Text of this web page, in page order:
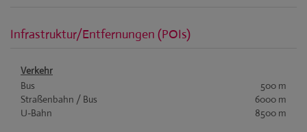
Infrastruktur/Entfernungen (POIs)
Verkehr
Bus
500 m
Straßenbahn / Bus
6000 m
U-Bahn
8500 m